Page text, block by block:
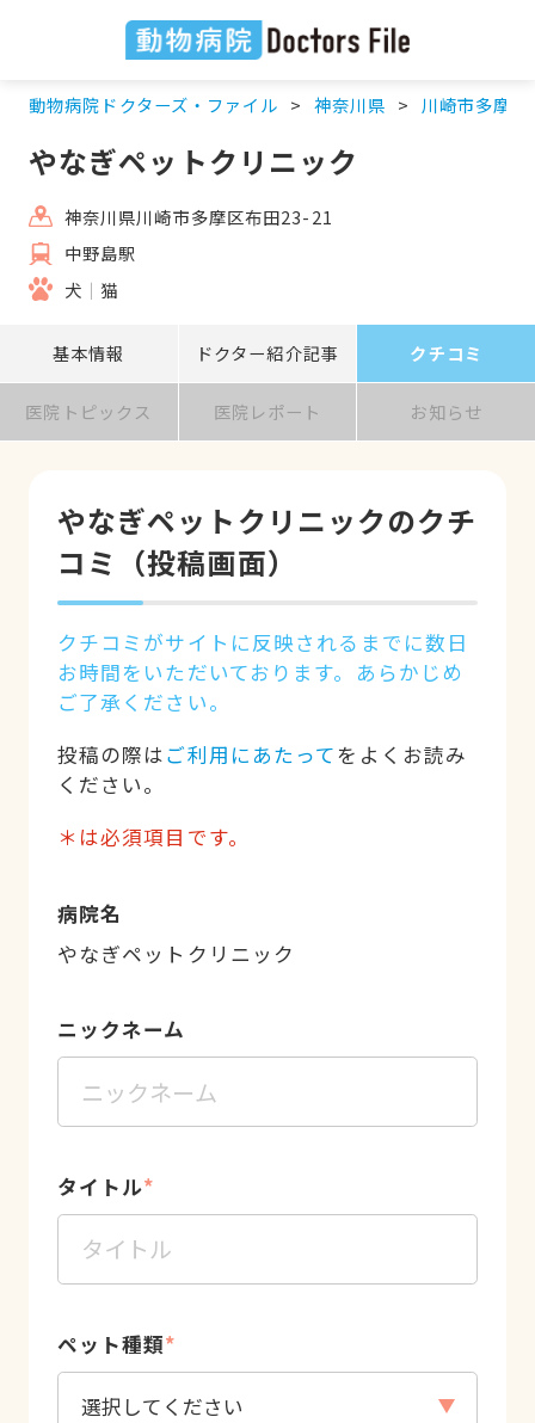
動物病院ドクターズ・ファイル 神奈川県 川崎市多摩区
やなぎペットクリニック
神奈川県川崎市多摩区布田23-21
中野島駅
犬
猫
基本情報 ドクター紹介記事 クチコミ
医院トピックス 医院レポート お知らせ
やなぎペットクリニックのクチ
コミ（投稿画面）
クチコミがサイトに反映されるまでに数日
お時間をいただいております。あらかじめ
ご了承ください。
投稿の際はご利用にあたってをよくお読み
ください。
＊は必須項目です。
病院名
やなぎペットクリニック
ニックネーム
タイトル*
ペット種類*